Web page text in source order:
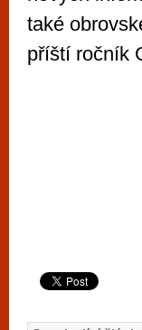
také
příští ročník